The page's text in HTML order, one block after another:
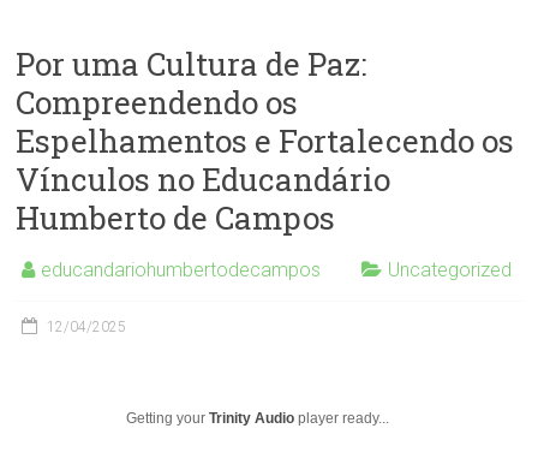
Por uma Cultura de Paz:
Compreendendo os
Espelhamentos e Fortalecendo os
Vínculos no Educandário
Humberto de Campos
educandariohumbertodecampos Uncategorized
12/04/2025
Getting yourTrinity Audio player ready...